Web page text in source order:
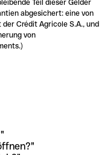
Teil dieser Gelder
abgesichert: eine von
Crédit Agricole S.A., und
von